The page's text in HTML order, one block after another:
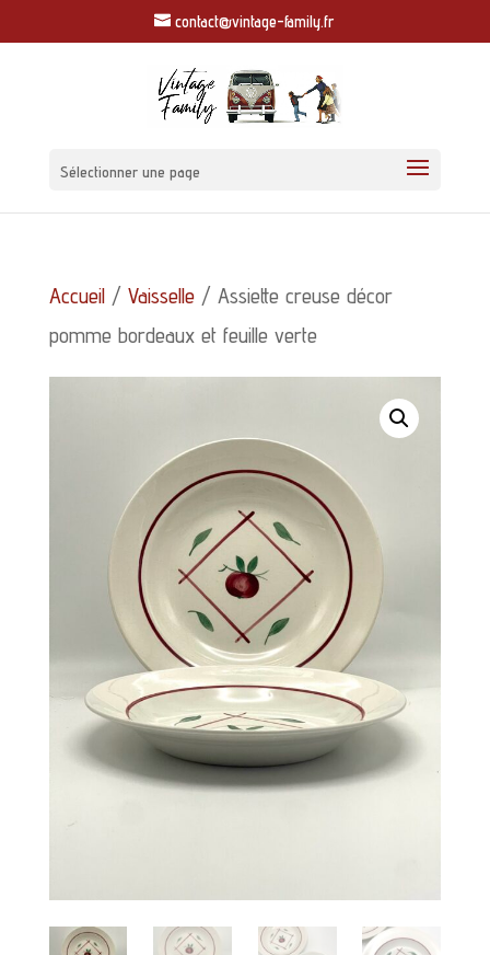
contact@vintage-family.fr
Sélectionner une page
Accueil/ Vaisselle/ Assiette creuse décor
pomme bordeaux et feuille verte